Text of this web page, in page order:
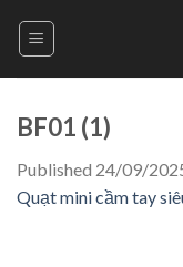
BF01 (1)
Published 24/09/
Quạt mini cầm tay